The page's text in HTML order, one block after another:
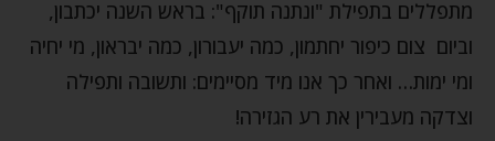
מתפללים בתפילת "ונתנה תוקף": בראש השנה יכתבון,
וביום צום כיפור יחתמון, כמה יעבורון, כמה יבראון, מי יחיה
ומי ימות… ואחר כך אנו מיד מסיימים: ותשובה ותפילה
וצדקה מעבירין את רע הגזירה!